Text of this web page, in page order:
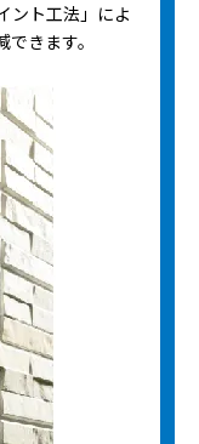
ント工法」によ
きます。